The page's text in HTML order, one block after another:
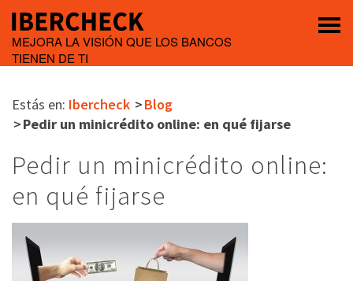
MEJORA LA VISIÓN QUE LOS BANCOS
TIENEN DE TI
Estás en: Ibercheck
Blog
Pedir un minicrédito online: en qué fijarse
Pedir un minicrédito online:
en qué fijarse